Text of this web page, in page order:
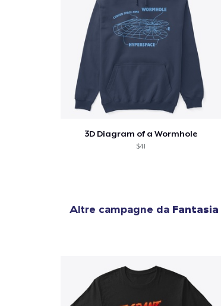
3D Diagram of a Wormhole
$41
Altre campagne da Fantasia